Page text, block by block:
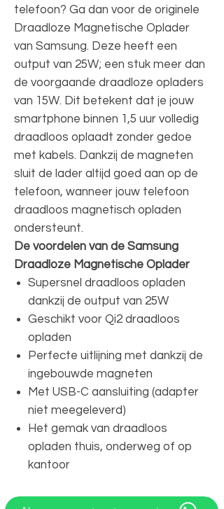
telefoon? Ga dan voor de originele
Draadloze Magnetische Oplader
van Samsung. Deze heeft een
output van 25W; een stuk meer dan
de voorgaande draadloze opladers
van 15W. Dit betekent dat je jouw
smartphone binnen 1,5 uur volledig
draadloos oplaadt zonder gedoe
met kabels. Dankzij de magneten
sluit de lader altijd goed aan op de
telefoon, wanneer jouw telefoon
draadloos magnetisch opladen
ondersteunt.
De voordelen van de Samsung
Draadloze Magnetische Oplader
Supersnel draadloos opladen
dankzij de output van 25W
Geschikt voor Qi2 draadloos
opladen
Perfecte uitlijning met dankzij de
ingebouwde magneten
Met USB-C aansluiting (adapter
niet meegeleverd)
Het gemak van draadloos
opladen thuis, onderweg of op
kantoor